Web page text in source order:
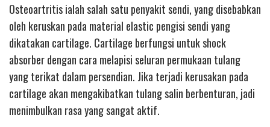
Osteoartritis ialah salah satu penyakit sendi, yang disebabkan
oleh keruskan pada material elastic pengisi sendi yang
dikatakan cartilage. Cartilage berfungsi untuk shock
absorber dengan cara melapisi seluran permukaan tulang
yang terikat dalam persendian. Jika terjadi kerusakan pada
cartilage akan mengakibatkan tulang salin berbenturan, jadi
menimbulkan rasa yang sangat aktif.